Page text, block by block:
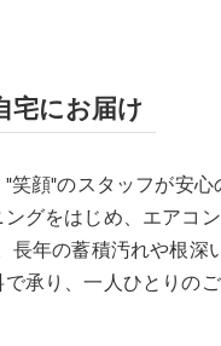
宅にお届け
顔"のスタッフが安
グをはじめ、エアコ
長年の蓄積汚れや根
承り、一人ひとりの